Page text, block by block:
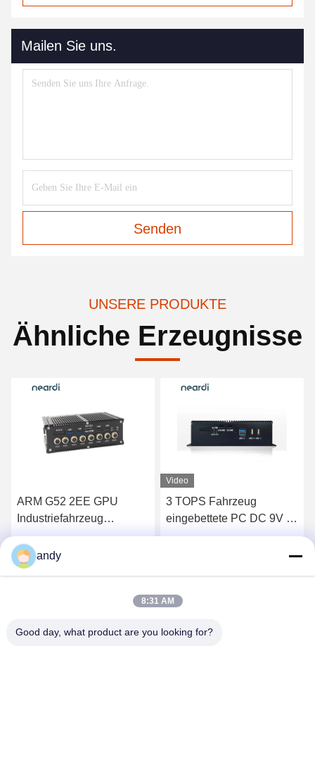
Mailen Sie uns.
Senden
UNSERE PRODUKTE
Ähnliche Erzeugnisse
ARM G52 2EE GPU
Industriefahrzeug
eingebettete PC Box
LPA3568 RK3568 4GB
8GB
Beste Preis erhalten
Video
3 TOPS Fahrzeug
eingebettete PC DC 9V -
36V 1*Uart 2*RS232
andy
8:31 AM
Good day, what product are you looking for?